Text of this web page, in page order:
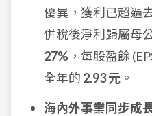
優異，獲利已超過
併稅後淨利歸屬母
27% ，每股盈餘
全年的 2.93 元 。
海內外事業同步成